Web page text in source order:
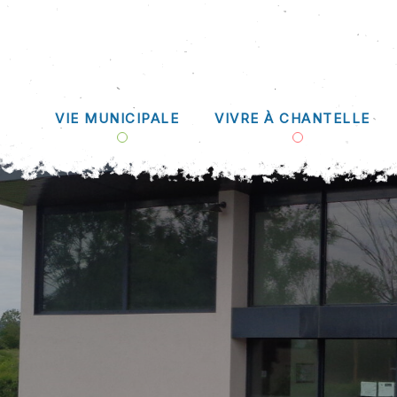
VIE MUNICIPALE VIVRE À CHANTELLE